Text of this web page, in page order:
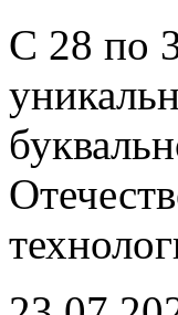
С 28 по